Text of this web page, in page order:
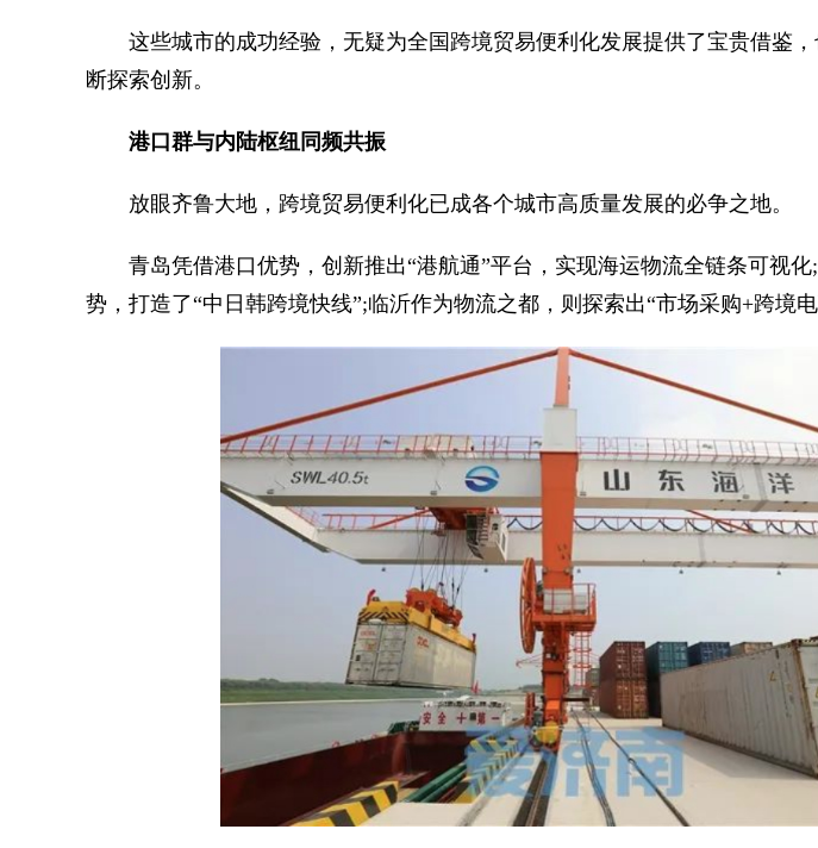
这些城市的成功经验，无疑为全国跨境贸易便利化发展提供了宝贵借鉴，
断探索创新。
港口群与内陆枢纽同频共振
放眼齐鲁大地，跨境贸易便利化已成各个城市高质量发展的必争之地。
青岛凭借港口优势，创新推出“港航通”平台，实现海运物流全链条可视化
势，打造了“中日韩跨境快线”;临沂作为物流之都，则探索出“市场采购+跨境电